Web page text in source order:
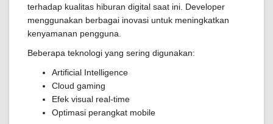
terhadap kualitas hiburan digital saat ini. Developer
menggunakan berbagai inovasi untuk meningkatkan
kenyamanan pengguna.
Beberapa teknologi yang sering digunakan:
Artificial Intelligence
Cloud gaming
Efek visual real-time
Optimasi perangkat mobile